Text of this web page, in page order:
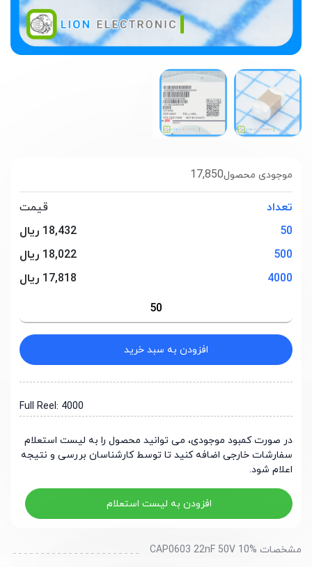
17,850موجودی محصول
تعداد
قیمت
50
18,432 ریال
500
18,022 ریال
4000
17,818 ریال
افزودن به سبد خرید
Full Reel: 4000
در صورت کمبود موجودی، می توانید محصول را به لیست استعلام
سفارشات خارجی اضافه کنید تا توسط کارشناسان بررسی و نتیجه
اعلام شود.
افزودن به لیست استعلام
مشخصات CAP0603 22nF 50V 10%